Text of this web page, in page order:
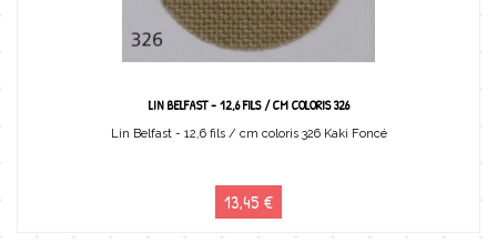
LIN BELFAST - 12,6 FILS / CM COLORIS 326
Lin Belfast - 12,6 fils / cm coloris 326 Kaki Foncé
13,45 €